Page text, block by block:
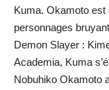
Kuma. Okamoto est
personnages
Demon Slayer :
Academia, Kuma
Nobuhiko Okamoto